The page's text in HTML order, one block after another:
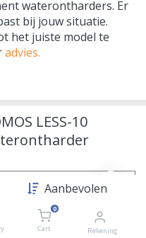
Aanbevolen
0
Cart Rekening
waterontharders. Er
bij jouw situatie.
het juiste model te
advies.
LESS-10
Ecosoft